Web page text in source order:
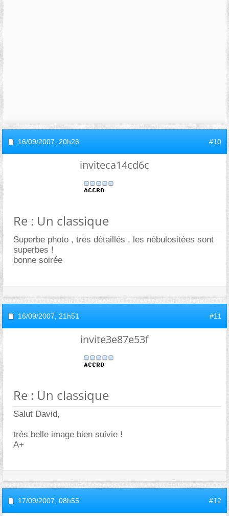
16/09/2007, 20h26 #10
inviteca14cd6c
Re : Un classique
Superbe photo , très détaillés , les nébulositées sont
superbes !
bonne soirée
16/09/2007, 21h51 #11
invite3e87e53f
Re : Un classique
Salut David,
très belle image bien suivie !
A+
17/09/2007, 08h55 #12